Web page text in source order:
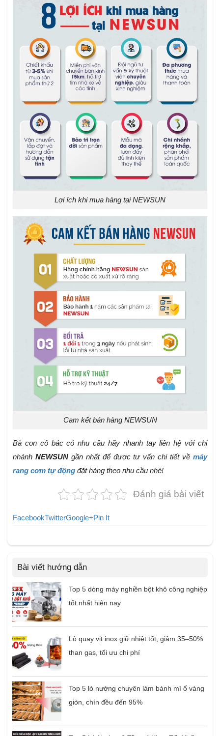
Lợi ích khi mua hàng tại NEWSUN
Cam kết bán hàng NEWSUN
Bà con cô bác có nhu cầu hãy nhanh tay liên hệ với chi
nhánh NEWSUNgần nhất để được tư vấn chi tiết vềmáy
rang cơm tự động đặt hàng theo nhu cầu nhé!
Đánh giá bài viết
FacebookTwitterGoogle+Pin It
Bài viết hướng dẫn
Top 5 dòng máy nghiền bột khô công nghiệp
tốt nhất hiện nay
Lò quay vịt inox giữ nhiệt tốt, giảm 35–50%
than gas, tối ưu chi phí
Top 5 lò nướng chuyên làm bánh mì ổ vàng
giòn, chín đều đến 95%